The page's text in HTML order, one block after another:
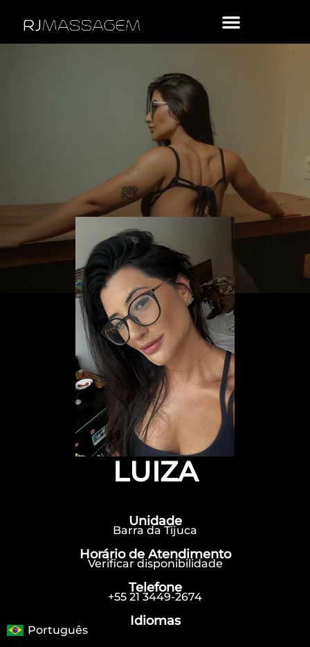
LUIZA
Unidade
Barra da Tijuca
Horário de Atendimento
Verificar disponibilidade
Telefone
+55 21 3449-2674
Idiomas
Português